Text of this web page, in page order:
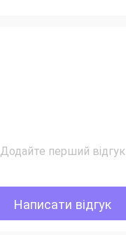
Додайте перший відгук
Написати відгук